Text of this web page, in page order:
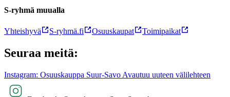
S-ryhmä muualla
Yhteishyvä S-ryhmä.fi Osuuskaupat Toimipaikat
Seuraa meitä:
Instagram: Osuuskauppa Suur-Savo Avautuu uuteen välilehteen